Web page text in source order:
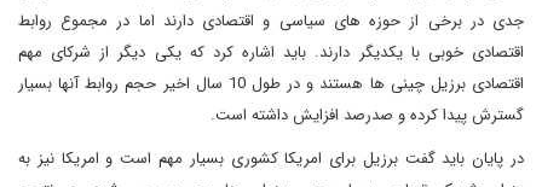
جدی در برخی از حوزه های سیاسی و اقتصادی دارند اما در مجموع روابط
اقتصادی خوبی با یکدیگر دارند. باید اشاره کرد که یکی دیگر از شرکای مهم
اقتصادی برزیل چینی ها هستند و در طول 10 سال اخیر حجم روابط آنها بسیار
گسترش پیدا کرده و صدرصد افزایش داشته است.
در پایان باید گفت برزیل برای امریکا کشوری بسیار مهم است و امریکا نیز به